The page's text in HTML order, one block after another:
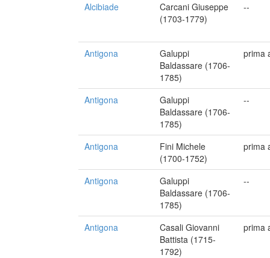
Alcibiade
Carcani Giuseppe
(1703-1779)
--
Antigona
Galuppi
Baldassare (1706-
1785)
prima
Antigona
Galuppi
Baldassare (1706-
1785)
--
Antigona
Fini Michele
(1700-1752)
prima
Antigona
Galuppi
Baldassare (1706-
1785)
--
Antigona
Casali Giovanni
Battista (1715-
1792)
prima